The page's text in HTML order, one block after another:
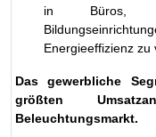
in Büros,
Energieeffizienz zu
Das gewerbliche
größten
Beleuchtungsmarkt.